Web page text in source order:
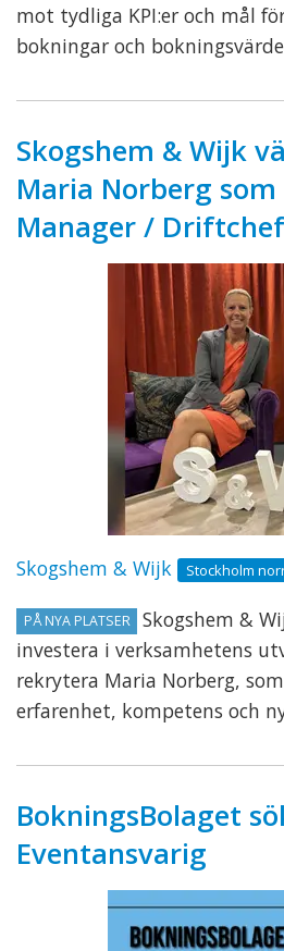
mot tydliga KPI:er och mål
bokningar och
Skogshem & Wijk
Maria Norberg som
Manager / Driftchef
Skogshem & Wijk Stockholm
PÅ NYA PLATSER
Skogshem &
investera i verksamhetens
rekrytera Maria Norberg,
erfarenhet, kompetens och
BokningsBolaget
Eventansvarig